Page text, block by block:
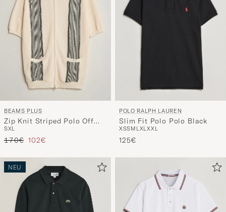
BEAMS PLUS
Zip Knit Striped Polo Off
White
SXL
Regulärer Preis
170€ Reduzierter Preis
102€
POLO RALPH LAUREN
Slim Fit Polo Polo Black
XSSM LXLXXL
125€
NEU